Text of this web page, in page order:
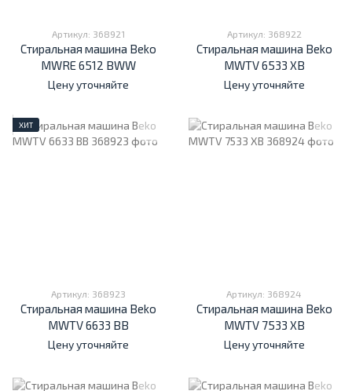
Артикул: 368921
Стиральная машина Beko
MWRE 6512 BWW
Цену уточняйте
Артикул: 368922
Стиральная машина Beko
MWTV 6533 XB
Цену уточняйте
ХИТ
Артикул: 368923
Стиральная машина Beko
MWTV 6633 BB
Цену уточняйте
Артикул: 368924
Стиральная машина Beko
MWTV 7533 XB
Цену уточняйте